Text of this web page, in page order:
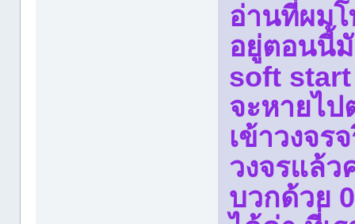
อ่านที่ผม
อยู่ตอนนี้
soft start
จะหายไ
เข้าวงจร
วงจรแล้ว
บวกด้วย